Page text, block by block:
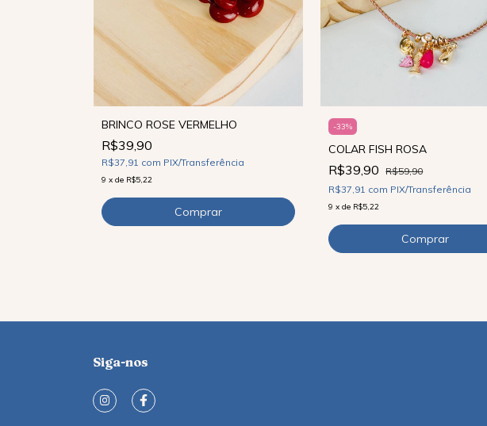
BRINCO ROSE VERMELHO
R$39,90
R$37,91 com PIX/Transferência
9 x de R$5,22
-33%
COLAR FISH ROSA
R$39,90
R$59,90
R$37,91 com PIX/Transferência
9 xde R$5,22
Siga-nos